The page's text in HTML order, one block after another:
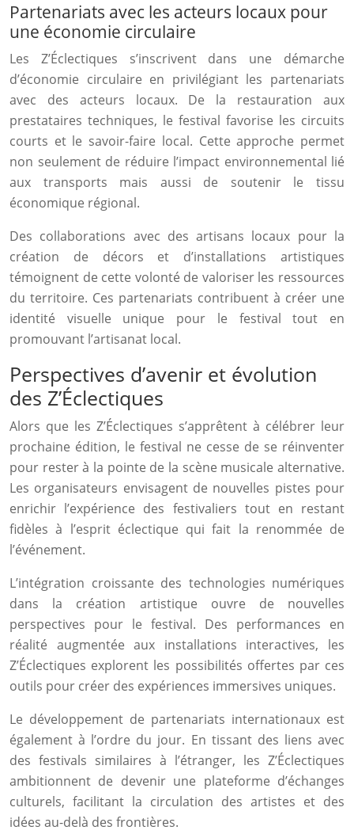
Partenariats avec les acteurs locaux pour
une économie circulaire
Les Z’Éclectiques s’inscrivent dans une démarche
d’économie circulaire en privilégiant les partenariats
avec des acteurs locaux. De la restauration aux
prestataires techniques, le festival favorise les circuits
courts et le savoir-faire local. Cette approche permet
non seulement de réduire l’impact environnemental lié
aux transports mais aussi de soutenir le tissu
économique régional.
Des collaborations avec des artisans locaux pour la
création de décors et d’installations artistiques
témoignent de cette volonté de valoriser les ressources
du territoire. Ces partenariats contribuent à créer une
identité visuelle unique pour le festival tout en
promouvant l’artisanat local.
Perspectives d’avenir et évolution
des Z’Éclectiques
Alors que les Z’Éclectiques s’apprêtent à célébrer leur
prochaine édition, le festival ne cesse de se réinventer
pour rester à la pointe de la scène musicale alternative.
Les organisateurs envisagent de nouvelles pistes pour
enrichir l’expérience des festivaliers tout en restant
fidèles à l’esprit éclectique qui fait la renommée de
l’événement.
L’intégration croissante des technologies numériques
dans la création artistique ouvre de nouvelles
perspectives pour le festival. Des performances en
réalité augmentée aux installations interactives, les
Z’Éclectiques explorent les possibilités offertes par ces
outils pour créer des expériences immersives uniques.
Le développement de partenariats internationaux est
également à l’ordre du jour. En tissant des liens avec
des festivals similaires à l’étranger, les Z’Éclectiques
ambitionnent de devenir une plateforme d’échanges
culturels, facilitant la circulation des artistes et des
idées au-delà des frontières.